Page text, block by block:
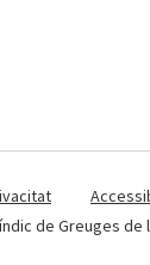
de Greuges de